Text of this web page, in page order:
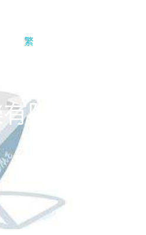
繁
限公司-1号